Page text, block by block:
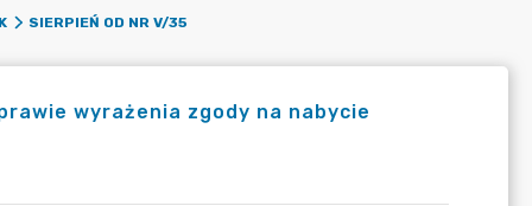
SIERPIEŃ OD NR V/35
wyrażenia zgody na nabycie